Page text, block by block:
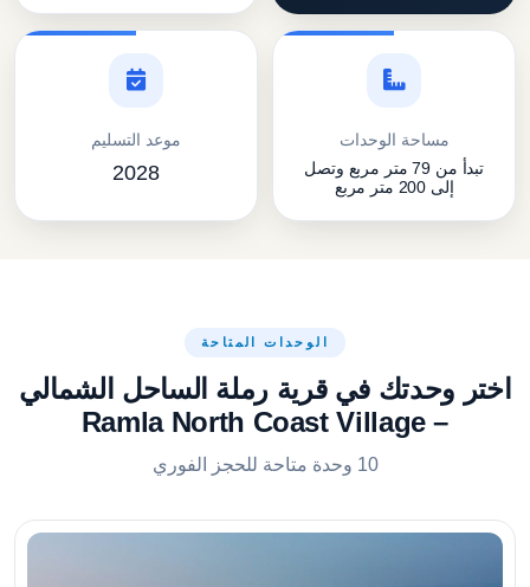
مساحة الوحدات
تبدأ من 79 متر مربع وتصل
إلى 200 متر مربع
موعد التسليم
2028
الوحدات المتاحة
اختر وحدتك في قرية رملة الساحل الشمالي
– Ramla North Coast Village
10 وحدة متاحة للحجز الفوري